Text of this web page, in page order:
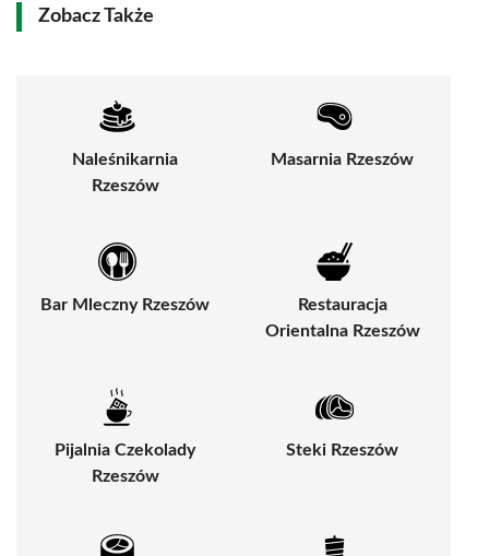
Zobacz Także
Naleśnikarnia
Rzeszów
Masarnia Rzeszów
Bar Mleczny Rzeszów
Restauracja
Orientalna Rzeszów
Pijalnia Czekolady
Rzeszów
Steki Rzeszów